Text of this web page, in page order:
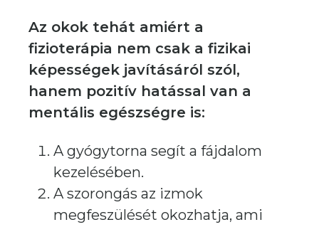
Az okok tehát amiért a
fizioterápia nem csak a fizikai
képességek javításáról szól,
hanem pozitív hatással van a
mentális egészségre is:
A gyógytorna segít a fájdalom
kezelésében.
A szorongás az izmok
megfeszülését okozhatja, ami